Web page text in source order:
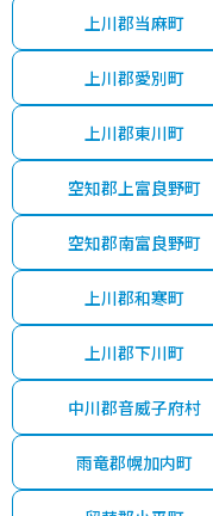
上川郡当麻町
上川郡愛別町
上川郡東川町
空知郡上富良野町
空知郡南富良野町
上川郡和寒町
上川郡下川町
中川郡音威子府村
雨竜郡幌加内町